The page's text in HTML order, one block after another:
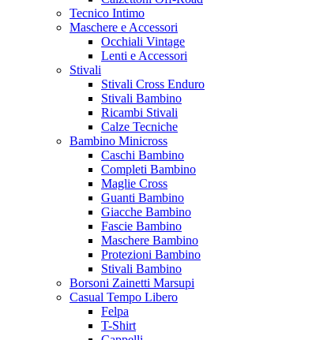
Tecnico Intimo
Maschere e Accessori
Occhiali Vintage
Lenti e Accessori
Stivali
Stivali Cross Enduro
Stivali Bambino
Ricambi Stivali
Calze Tecniche
Bambino Minicross
Caschi Bambino
Completi Bambino
Maglie Cross
Guanti Bambino
Giacche Bambino
Fascie Bambino
Maschere Bambino
Protezioni Bambino
Stivali Bambino
Borsoni Zainetti Marsupi
Casual Tempo Libero
Felpa
T-Shirt